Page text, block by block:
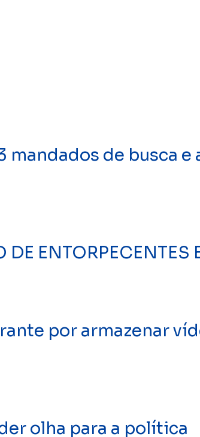
mandados de busca e
ENTORPECENTES
por armazenar
olha para a política